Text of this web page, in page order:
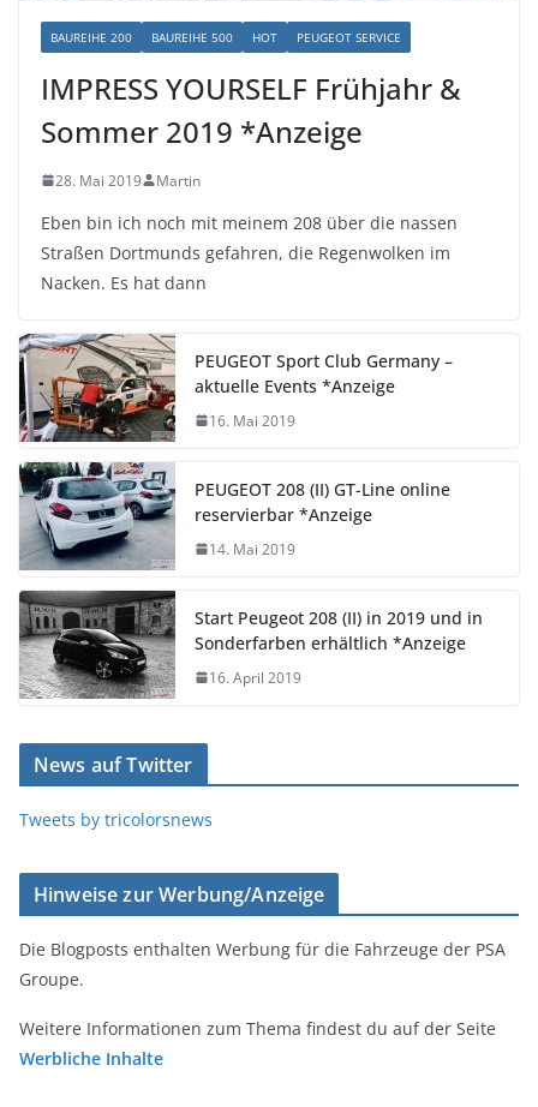
BAUREIHE 200 BAUREIHE 500 HOT PEUGEOT SERVICE
IMPRESS YOURSELF Frühjahr &
Sommer 2019 *Anzeige
28. Mai 2019 Martin
Eben bin ich noch mit meinem 208 über die nassen
Straßen Dortmunds gefahren, die Regenwolken im
Nacken. Es hat dann
PEUGEOT Sport Club Germany –
aktuelle Events *Anzeige
16. Mai 2019
PEUGEOT 208 (II) GT-Line online
reservierbar *Anzeige
14. Mai 2019
Start Peugeot 208 (II) in 2019 und in
Sonderfarben erhältlich *Anzeige
16. April 2019
News auf Twitter
Tweets by tricolorsnews
Hinweise zur Werbung/Anzeige
Die Blogposts enthalten Werbung für die Fahrzeuge der PSA
Groupe.
Weitere Informationen zum Thema findest du auf der Seite
Werbliche Inhalte